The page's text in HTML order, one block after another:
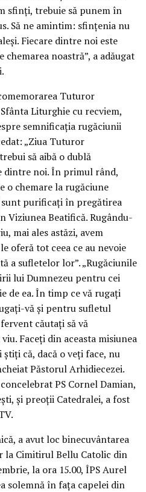
sfinți, trebuie să punem în
Să ne amintim: sfințenia nu
Fiecare dintre noi este
chemarea noastră”, a adăugat
Tuturor
Liturghie cu recviem,
semnificația rugăciunii
„Ziua Tuturor
să aibă o dublă
dintre noi. În primul rând,
o chemare la rugăciune
purificați în pregătirea
Beatifică. Rugându-
mai ales astăzi, avem
oferă tot ceea ce au nevoie
a sufletelor lor”. „Rugăciunile
lui Dumnezeu pentru cei
de ea. În timp ce vă rugați
vă și pentru sufletul
căutați să vă
Faceți din aceasta misiunea
că, dacă o veți face, nu
Păstorul Arhidiecezei.
PS Cornel Damian,
și preoții Catedralei, a fost
a avut loc binecuvântarea
Cimitirul Bellu Catolic din
la ora 15.00, ÎPS Aurel
solemnă în fața capelei din